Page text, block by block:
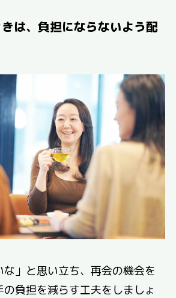
は、負担にならないよう配
な」と思い立ち、再会の機会を
負担を減らす工夫をしましょ